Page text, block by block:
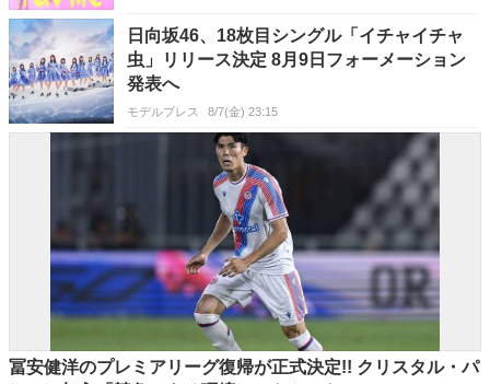
日向坂46、18枚目シングル「イチャイチャ
虫」リリース決定 8月9日フォーメーション
発表へ
モデルプレス 8/7(金) 23:15
冨安健洋のプレミアリーグ復帰が正式決定!! クリスタル・パ